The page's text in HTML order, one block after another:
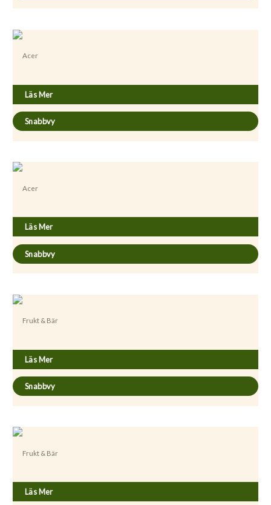
Acer
Läs Mer
Snabbvy
Acer
Läs Mer
Snabbvy
Frukt & Bär
Läs Mer
Snabbvy
Frukt & Bär
Läs Mer